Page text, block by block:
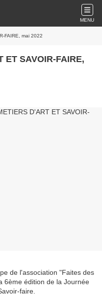
MENU
FAIRE, mai 2022
ET SAVOIR-FAIRE,
de l'association "Faites des
6ème édition de la Journée
faire.